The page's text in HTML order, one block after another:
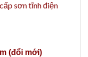
sơn tĩnh điện
(đổi mới)